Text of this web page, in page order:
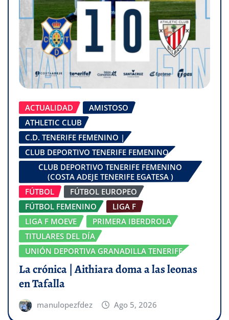
ACTUALIDAD
AMISTOSO
ATHLETIC CLUB
C.D. TENERIFE FEMENINO |
CLUB DEPORTIVO TENERIFE FEMENINO
CLUB DEPORTIVO TENERIFE FEMENINO
(COSTA ADEJE TENERIFE EGATESA )
FÚTBOL
FÚTBOL EUROPEO
FÚTBOL FEMENINO
LIGA F
LIGA F MOEVE
PRIMERA IBERDROLA
TITULARES DEL DÍA
UNIÓN DEPORTIVA GRANADILLA TENERIFE
La crónica | Aithiara doma a las leonas
en Tafalla
manulopezfdez Ago 5, 2026